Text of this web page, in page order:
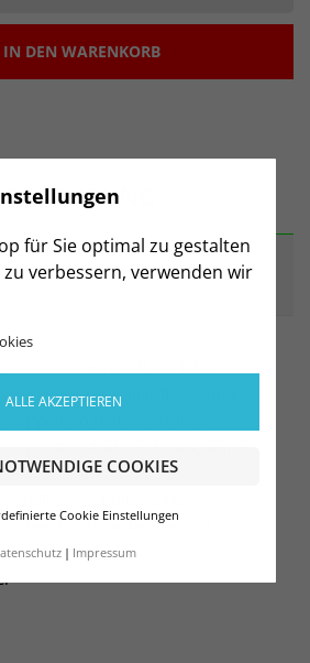
für Sie optimal zu gestalten
verbessern, verwenden wir
ALLE AKZEPTIEREN
COOKIES
Cookie Einstellungen
Impressum
IN DEN WARENKORB
ARTIKELDETAILS
zur Ballaufbewahrung
für Trinkflasche und